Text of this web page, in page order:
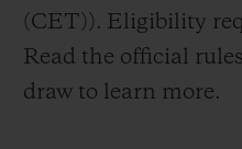
(CET)). Eligibility
Read the official
draw to learn more.